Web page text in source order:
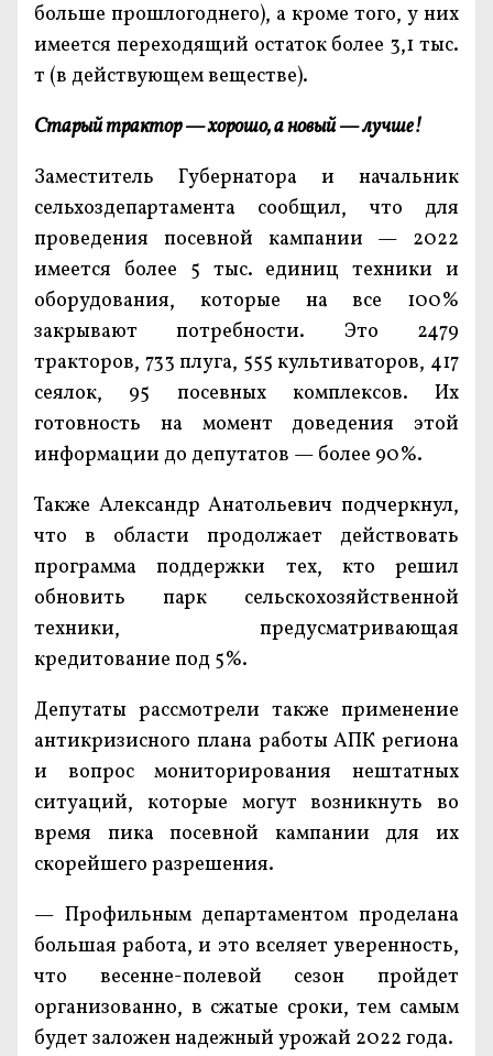
больше прошлогоднего), а кроме того, у них
имеется переходящий остаток более 3,1 тыс.
т (в действующем веществе).
Старый трактор — хорошо, а новый — лучше!
Заместитель Губернатора и начальник
сельхоздепартамента сообщил, что для
проведения посевной кампании — 2022
имеется более 5 тыс. единиц техники и
оборудования, которые на все 100%
закрывают потребности. Это 2479
тракторов, 733 плуга, 555 культиваторов, 417
сеялок, 95 посевных комплексов. Их
готовность на момент доведения этой
информации до депутатов — более 90%.
Также Александр Анатольевич подчеркнул,
что в области продолжает действовать
программа поддержки тех, кто решил
обновить парк сельскохозяйственной
техники, предусматривающая
кредитование под 5%.
Депутаты рассмотрели также применение
антикризисного плана работы АПК региона
и вопрос мониторирования нештатных
ситуаций, которые могут возникнуть во
время пика посевной кампании для их
скорейшего разрешения.
— Профильным департаментом проделана
большая работа, и это вселяет уверенность,
что весенне-полевой сезон пройдет
организованно, в сжатые сроки, тем самым
будет заложен надежный урожай 2022 года.